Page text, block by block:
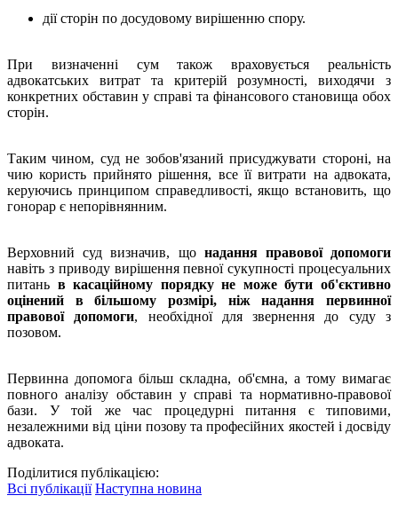
дії сторін по досудовому вирішенню спору.
При визначенні сум також враховується реальність
адвокатських витрат та критерій розумності, виходячи з
конкретних обставин у справі та фінансового становища обох
сторін.
Таким чином, суд не зобов'язаний присуджувати стороні, на
чию користь прийнято рішення, все її витрати на адвоката,
керуючись принципом справедливості, якщо встановить, що
гонорар є непорівнянним.
Верховний суд визначив, що надання правової допомоги
навіть з приводу вирішення певної сукупності процесуальних
питань в касаційному порядку не може бути об'єктивно
оцінений в більшому розмірі, ніж надання первинної
правової допомоги, необхідної для звернення до суду з
позовом.
Первинна допомога більш складна, об'ємна, а тому вимагає
повного аналізу обставин у справі та нормативно-правової
бази. У той же час процедурні питання є типовими,
незалежними від ціни позову та професійних якостей і досвіду
адвоката.
Поділитися публікацією:
Всі публікації Наступна новина